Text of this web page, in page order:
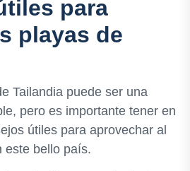
para
playas de
Tailandia puede ser una
pero es importante tener en
útiles para aprovechar al
este bello país.